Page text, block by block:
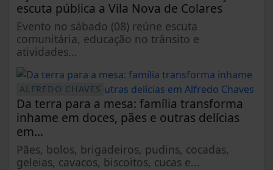
escuta pública a Vila Nova de Colares
Evento no sábado (08) reúne escuta
comunitária, educação no trânsito e
atividades...
ALFREDO CHAVES
Da terra para a mesa: família transforma
inhame em doces, pães e outras delícias
em...
Pães, bolos, brigadeiros, pudins, cocadas,
geleias, cavacos, biscoitos, cucas e...